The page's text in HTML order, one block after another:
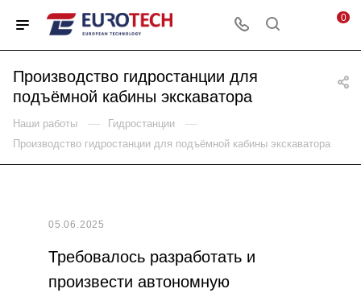
0
Производство гидростанции для
подъёмной кабины экскаватора
Наши работы — Гидростанции —
Производство гидростанции для подъёмной кабины экскаватора
05.06.2025
Требовалось разработать и
произвести автономную